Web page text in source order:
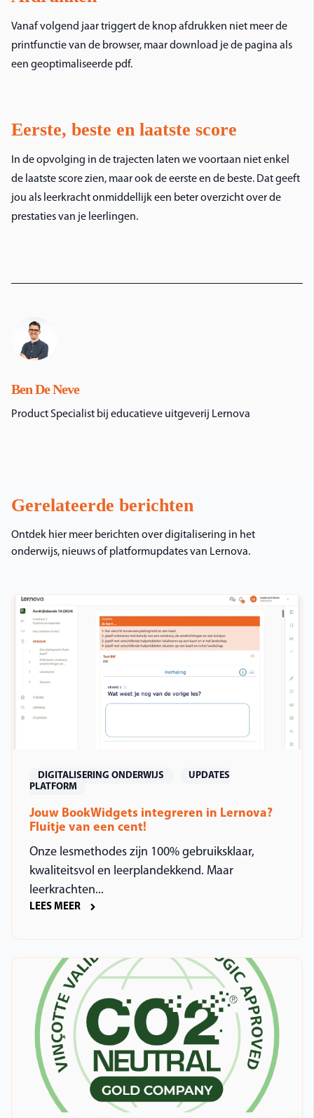
Vanaf volgend jaar triggert de knop afdrukken niet meer de
printfunctie van de browser, maar download je de pagina als
een geoptimaliseerde pdf.
Eerste, beste en laatste score
In de opvolging in de trajecten laten we voortaan niet enkel
de laatste score zien, maar ook de eerste en de beste. Dat geeft
jou als leerkracht onmiddellijk een beter overzicht over de
prestaties van je leerlingen.
Ben De Neve
Product Specialist bij educatieve uitgeverij Lernova
Gerelateerde berichten
Ontdek hier meer berichten over digitalisering in het
onderwijs, nieuws of platformupdates van Lernova.
DIGITALISERING ONDERWIJS
UPDATES
PLATFORM
Jouw BookWidgets integreren in Lernova?
Fluitje van een cent!
Onze lesmethodes zijn 100% gebruiksklaar,
kwaliteitsvol en leerplandekkend. Maar
leerkrachten...
LEES MEER